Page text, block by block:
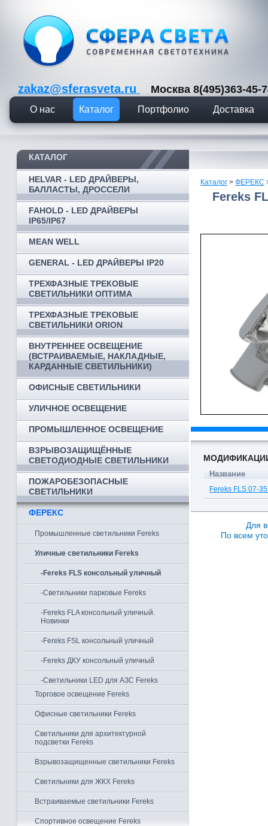
zakaz@sferasveta.ru Москва 8(495)363-
О нас Каталог Портфолио Доставка
КАТАЛОГ
HELVAR - LED ДРАЙВЕРЫ,
БАЛЛАСТЫ, ДРОССЕЛИ
FAHOLD - LED ДРАЙВЕРЫ
IP65/IP67
MEAN WELL
GENERAL - LED ДРАЙВЕРЫ IP20
ТРЕХФАЗНЫЕ ТРЕКОВЫЕ
СВЕТИЛЬНИКИ ОПТИМА
ТРЕХФАЗНЫЕ ТРЕКОВЫЕ
СВЕТИЛЬНИКИ ORION
ВНУТРЕННЕЕ ОСВЕЩЕНИЕ
(ВСТРАИВАЕМЫЕ, НАКЛАДНЫЕ,
КАРДАННЫЕ СВЕТИЛЬНИКИ)
ОФИСНЫЕ СВЕТИЛЬНИКИ
УЛИЧНОЕ ОСВЕЩЕНИЕ
ПРОМЫШЛЕННОЕ ОСВЕЩЕНИЕ
ВЗРЫВОЗАЩИЩЁННЫЕ
СВЕТОДИОДНЫЕ СВЕТИЛЬНИКИ
ПОЖАРОБЕЗОПАСНЫЕ
СВЕТИЛЬНИКИ
ФЕРЕКС
Промышленные светильники Fereks
Уличные светильники Fereks
-Fereks FLS консольный уличный
-Светильники парковые Fereks
-Fereks FLA консольный уличный.
Новинки
-Fereks FSL консольный уличный
-Fereks ДКУ консольный уличный
-Светильники LED для АЗС Fereks
Торговое освещение Fereks
Офисные светильники Fereks
Светильники для архитектурной
подсветки Fereks
Взрывозащищенные светильники Fereks
Светильники для ЖКХ Fereks
Встраиваемые светильники Fereks
Спортивное освещение Fereks
Каталог > ФЕРЕКС
Fereks
Название
Fereks FLS 07-
Для
По всем